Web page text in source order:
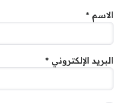
الاسم *
البريد الإلكتروني *